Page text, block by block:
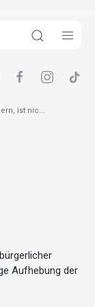
ist nic...
Aufhebung der